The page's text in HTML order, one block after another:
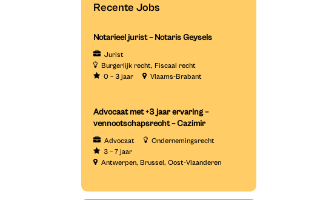
Recente Jobs
Notarieel jurist – Notaris Geysels
Jurist
Burgerlijk recht Fiscaal recht
0 – 3 jaar
Vlaams-Brabant
Advocaat met +3 jaar ervaring –
vennootschapsrecht – Cazimir
Advocaat
Ondernemingsrecht
3 – 7 jaar
Antwerpen Brussel Oost-Vlaanderen